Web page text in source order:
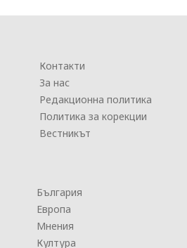
Контакти
За нас
Редакционна политика
Политика за корекции
Вестникът
България
Европа
Мнения
Култура